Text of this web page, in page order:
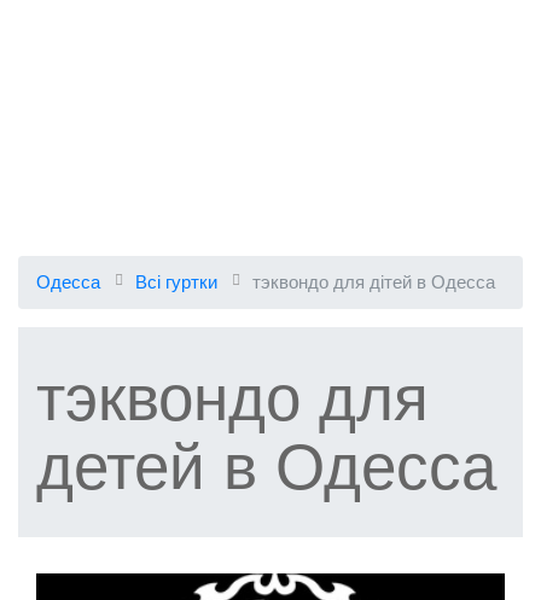
Одесса Всі гуртки тэквондо для дітей в Одесса
тэквондо для
детей в Одесса